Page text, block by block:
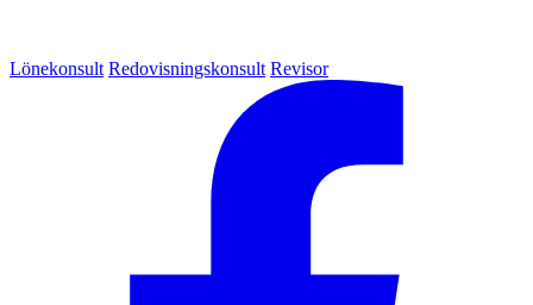
Lönekonsult Redovisningskonsult Revisor